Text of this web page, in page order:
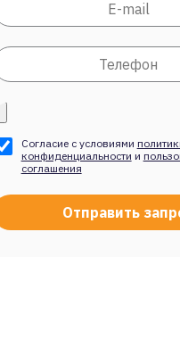
Согласие с условиями
конфиденциальности и
соглашения